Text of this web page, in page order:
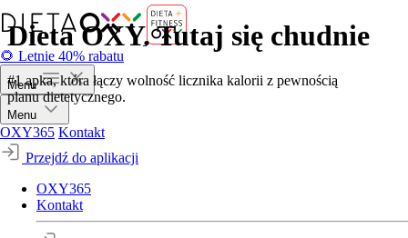
🌻 Letnie 40% rabatu
Menu
Menu
OXY365 Kontakt
Przejdź do aplikacji
OXY365
Kontakt
Dieta OXY. Tutaj się chudnie
#1 apka, która łączy wolność licznika kalorii z pewnością
planu dietetycznego.